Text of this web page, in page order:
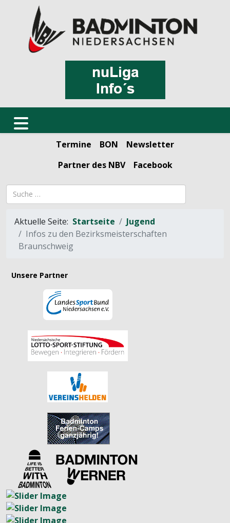
Termine BON
Newsletter
Partner des NBV
Facebook
Suchbegriff
Aktuelle Seite: Startseite
Jugend
Infos zu den Bezirksmeisterschaften
Braunschweig
Unsere Partner